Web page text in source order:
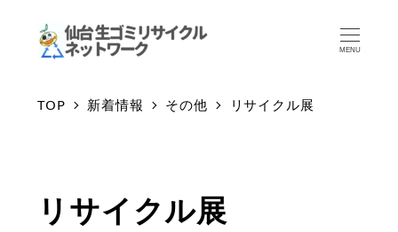
MENU
TOP 新着情報 その他 リサイクル展
リサイクル展